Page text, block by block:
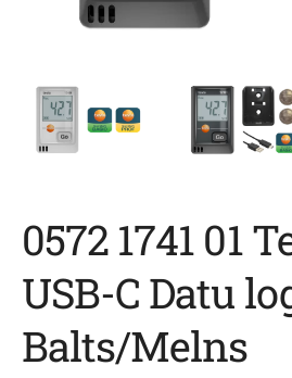
0572 1741 01
USB-C Datu
Balts/Melns